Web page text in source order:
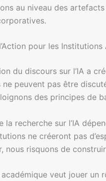
au niveau des
pour les Institutions
du discours sur l’IA a
peuvent pas être
des principes de
la recherche sur l’IA
ne créeront pas
nous risquons de
veut jouer un